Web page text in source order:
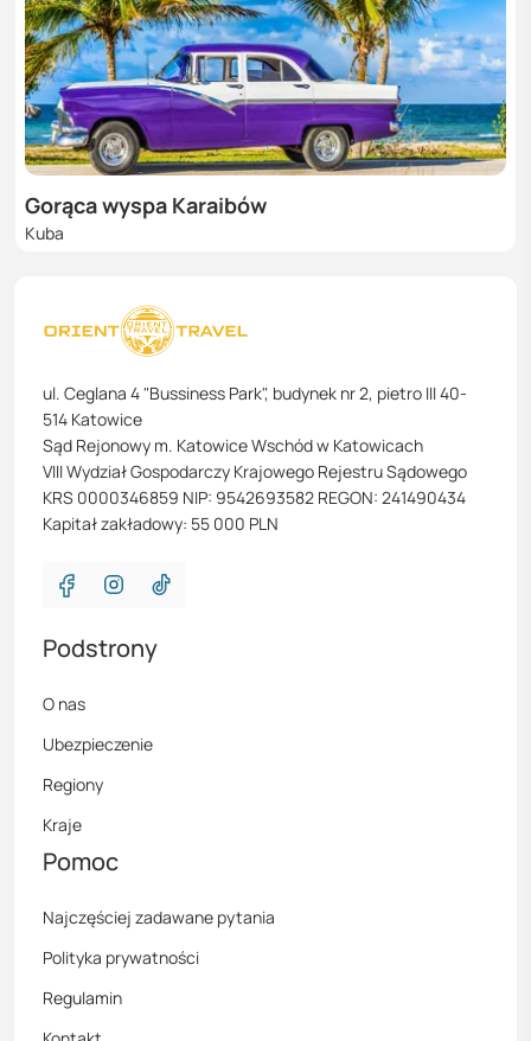
Gorąca wyspa Karaibów
Kuba
ul. Ceglana 4 "Bussiness Park", budynek nr 2, pietro III 40-
514 Katowice
Sąd Rejonowy m. Katowice Wschód w Katowicach
VIII Wydział Gospodarczy Krajowego Rejestru Sądowego
KRS 0000346859 NIP: 9542693582 REGON: 241490434
Kapitał zakładowy: 55 000 PLN
Podstrony
O nas
Ubezpieczenie
Regiony
Kraje
Pomoc
Najczęściej zadawane pytania
Polityka prywatności
Regulamin